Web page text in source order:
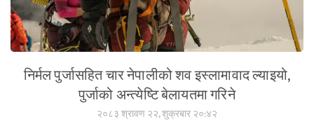
निर्मल पुर्जासहित चार नेपालीको शव इस्लामावाद ल्याइयो,
पुर्जाको अन्त्येष्टि बेलायतमा गरिने
२०८३ श्रावण २२, शुक्रबार २०:४२